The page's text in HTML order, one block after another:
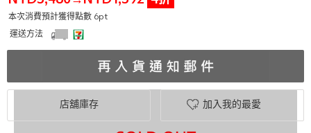
本次消費預計獲得點數 6pt
運送方法
加入我的最愛
店舖庫存